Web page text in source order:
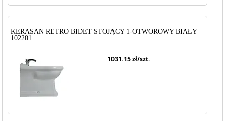
KERASAN RETRO BIDET STOJĄCY 1-OTWOROWY BIAŁY
102201
1031.15zł/szt.